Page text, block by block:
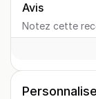
Avis
Notez cette